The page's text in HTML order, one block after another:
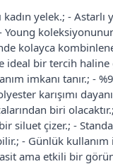
kadın yelek.; -
Young
kolayca
ideal bir tercih
imkanı tanır.; -
karışımı
biri
siluet çizer.; -
- Günlük
ama etkili bir